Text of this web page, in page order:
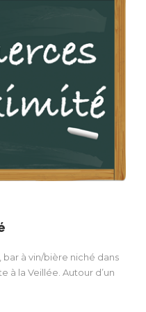
bar à vin/bière niché dans
à la Veillée. Autour d’un